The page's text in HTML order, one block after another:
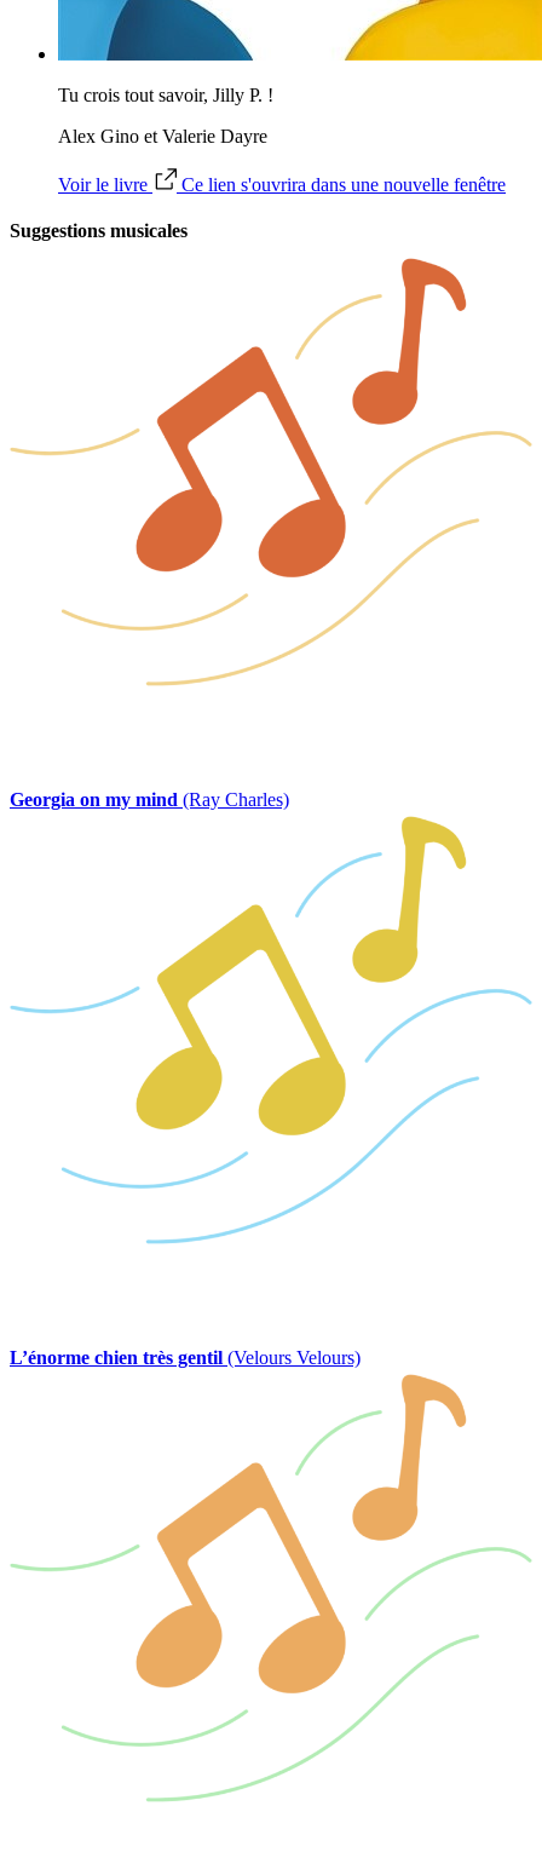
Tu crois tout savoir, Jilly P. !
Alex Gino et Valerie Dayre
Voir le livre Ce lien s'ouvrira dans une nouvelle fenêtre
Suggestions musicales
Georgia on my mind (Ray Charles)
L’énorme chien très gentil (Velours Velours)